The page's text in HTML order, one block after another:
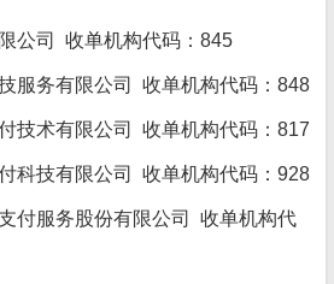
公司 收单机构代码：845
服务有限公司 收单机构代码：848
技术有限公司 收单机构代码：817
科技有限公司 收单机构代码：928
付服务股份有限公司 收单机构代